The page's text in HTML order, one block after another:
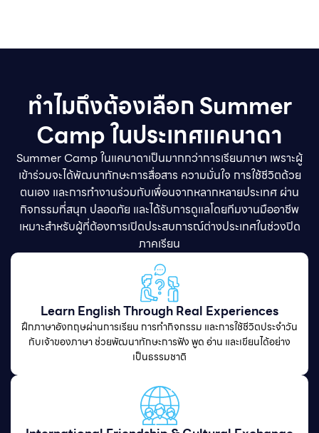
ทำไมถึงต้องเลือก Summer
Camp ในประเทศแคนาดา
Summer Camp ในแคนาดาเป็นมากกว่าการเรียนภาษา เพราะผู้
เข้าร่วมจะได้พัฒนาทักษะการสื่อสาร ความมั่นใจ การใช้ชีวิตด้วย
ตนเอง และการทำงานร่วมกับเพื่อนจากหลากหลายประเทศ ผ่าน
กิจกรรมที่สนุก ปลอดภัย และได้รับการดูแลโดยทีมงานมืออาชีพ
เหมาะสำหรับผู้ที่ต้องการเปิดประสบการณ์ต่างประเทศในช่วงปิด
ภาคเรียน
Learn English Through Real Experiences
ฝึกภาษาอังกฤษผ่านการเรียน การทำกิจกรรม และการใช้ชีวิตประจำวัน
กับเจ้าของภาษา ช่วยพัฒนาทักษะการฟัง พูด อ่าน และเขียนได้อย่าง
เป็นธรรมชาติ